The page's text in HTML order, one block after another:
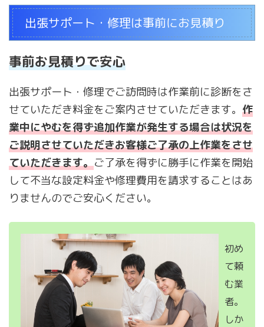
出張サポート・修理は事前にお見積り
事前お見積りで安心
出張サポート・修理でご訪問時は作業前に診断をさ
せていただき料金をご案内させていただきます。 作
業中にやむを得ず追加作業が発生する場合は状況を
ご説明させていただきお客様ご了承の上作業をさせ
ていただきます。ご了承を得ずに勝手に作業を開始
して不当な設定料金や修理費用を請求することはあ
りませんのでご安心ください。
初め
て頼
む業
者。
しか